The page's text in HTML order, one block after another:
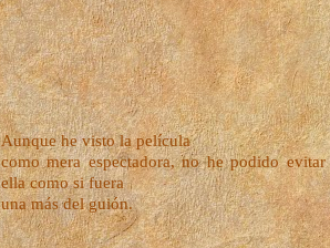
Aunque he visto la película
como mera espectadora, no he podido
ella como si fuera
una más del guión.